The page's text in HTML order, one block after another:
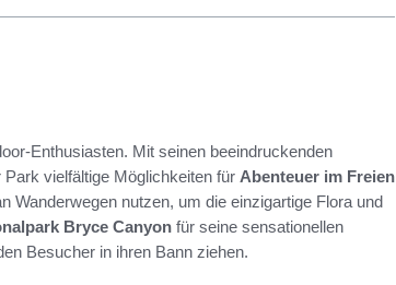
Enthusiasten. Mit seinen beeindruckenden
vielfältige Möglichkeiten für Abenteuer im Freien
Wanderwegen nutzen, um die einzigartige Flora und
Bryce Canyon für seine sensationellen
Besucher in ihren Bann ziehen.